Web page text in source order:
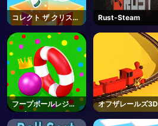
AD
コレクト ザ クリスマ
ス ギフト
Rust-Steam
フープボールレジェ
ンズ
オフザレールズ3D